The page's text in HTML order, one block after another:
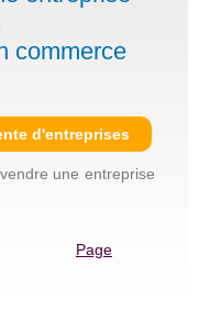
commerce
d'entreprises
une entreprise
Page